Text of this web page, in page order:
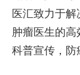
医汇致力于
肿瘤医生的
科普宣传，防